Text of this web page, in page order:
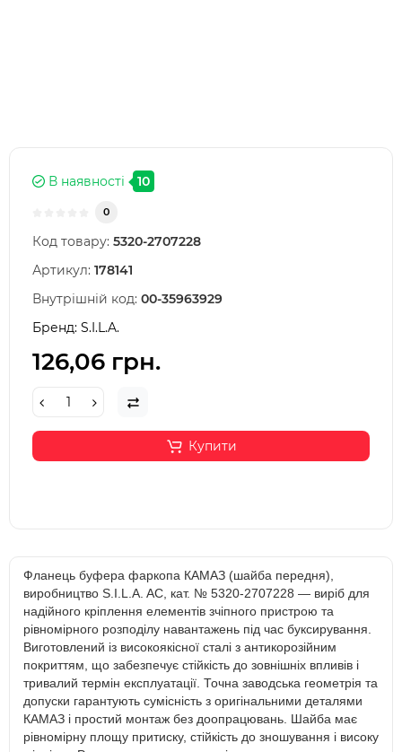
В наявності 10
0
Код товару: 5320-2707228
Артикул: 178141
Внутрішній код: 00-35963929
Бренд: S.I.L.A.
126,06 грн.
Купити
Фланець буфера фаркопа КАМАЗ (шайба передня),
виробництво S.I.L.A. AC, кат. № 5320-2707228 — виріб для
надійного кріплення елементів зчіпного пристрою та
рівномірного розподілу навантажень під час буксирування.
Виготовлений із високоякісної сталі з антикорозійним
покриттям, що забезпечує стійкість до зовнішніх впливів і
тривалий термін експлуатації. Точна заводська геометрія та
допуски гарантують сумісність з оригінальними деталями
КАМАЗ і простий монтаж без доопрацювань. Шайба має
рівномірну площу притиску, стійкість до зношування і високу